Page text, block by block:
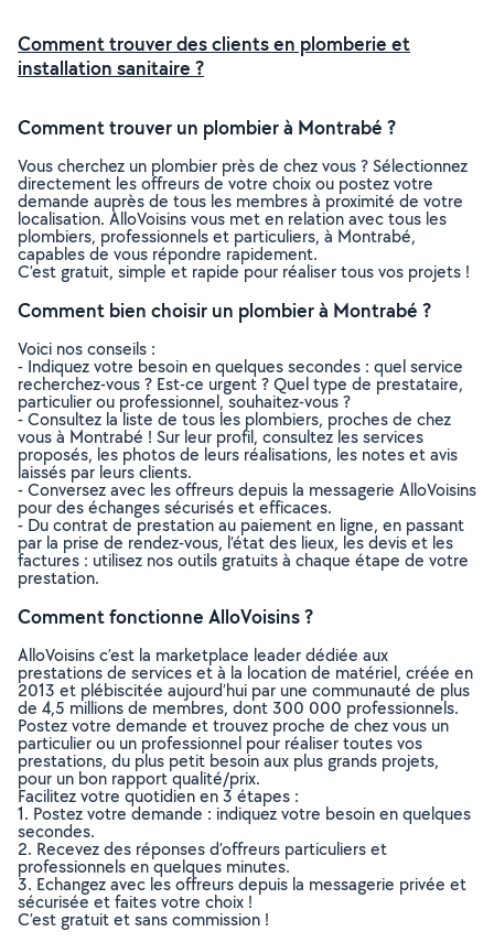
Comment trouver des clients en plomberie et
installation sanitaire ?
Comment trouver un plombier à Montrabé ?
Vous cherchez un plombier près de chez vous ? Sélectionnez
directement les offreurs de votre choix ou postez votre
demande auprès de tous les membres à proximité de votre
localisation. AlloVoisins vous met en relation avec tous les
plombiers, professionnels et particuliers, à Montrabé,
capables de vous répondre rapidement.
C’est gratuit, simple et rapide pour réaliser tous vos projets !
Comment bien choisir un plombier à Montrabé ?
Voici nos conseils :
- Indiquez votre besoin en quelques secondes : quel service
recherchez-vous ? Est-ce urgent ? Quel type de prestataire,
particulier ou professionnel, souhaitez-vous ?
- Consultez la liste de tous les plombiers, proches de chez
vous à Montrabé ! Sur leur profil, consultez les services
proposés, les photos de leurs réalisations, les notes et avis
laissés par leurs clients.
- Conversez avec les offreurs depuis la messagerie AlloVoisins
pour des échanges sécurisés et efficaces.
- Du contrat de prestation au paiement en ligne, en passant
par la prise de rendez-vous, l’état des lieux, les devis et les
factures : utilisez nos outils gratuits à chaque étape de votre
prestation.
Comment fonctionne AlloVoisins ?
AlloVoisins c’est la marketplace leader dédiée aux
prestations de services et à la location de matériel, créée en
2013 et plébiscitée aujourd’hui par une communauté de plus
de 4,5 millions de membres, dont 300 000 professionnels.
Postez votre demande et trouvez proche de chez vous un
particulier ou un professionnel pour réaliser toutes vos
prestations, du plus petit besoin aux plus grands projets,
pour un bon rapport qualité/prix.
Facilitez votre quotidien en 3 étapes :
1. Postez votre demande : indiquez votre besoin en quelques
secondes.
2. Recevez des réponses d’offreurs particuliers et
professionnels en quelques minutes.
3. Echangez avec les offreurs depuis la messagerie privée et
sécurisée et faites votre choix !
C’est gratuit et sans commission !